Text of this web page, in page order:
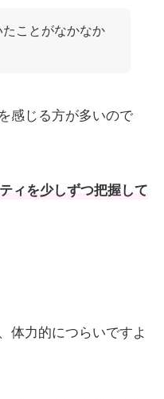
ことがなかなか
感じる方が多いので
ィを少しずつ把握して
体力的につらいですよ